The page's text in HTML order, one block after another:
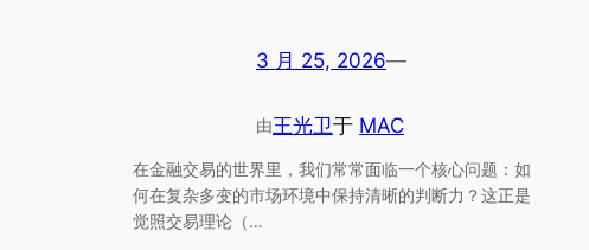
3 月 25, 2026—
由王光卫于 MAC
在金融交易的世界里，我们常常面临一个核心问题：如
何在复杂多变的市场环境中保持清晰的判断力？这正是
觉照交易理论（…